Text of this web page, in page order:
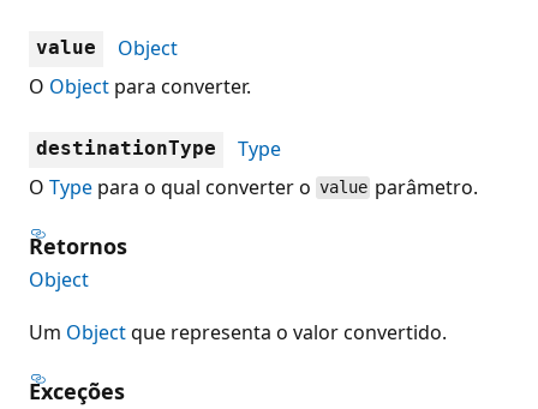
value
Object
O Object para converter.
destinationType
Type
O Type para o qual converter o value parâmetro.
Retornos
Object
Um Objectque representa o valor convertido.
Exceções